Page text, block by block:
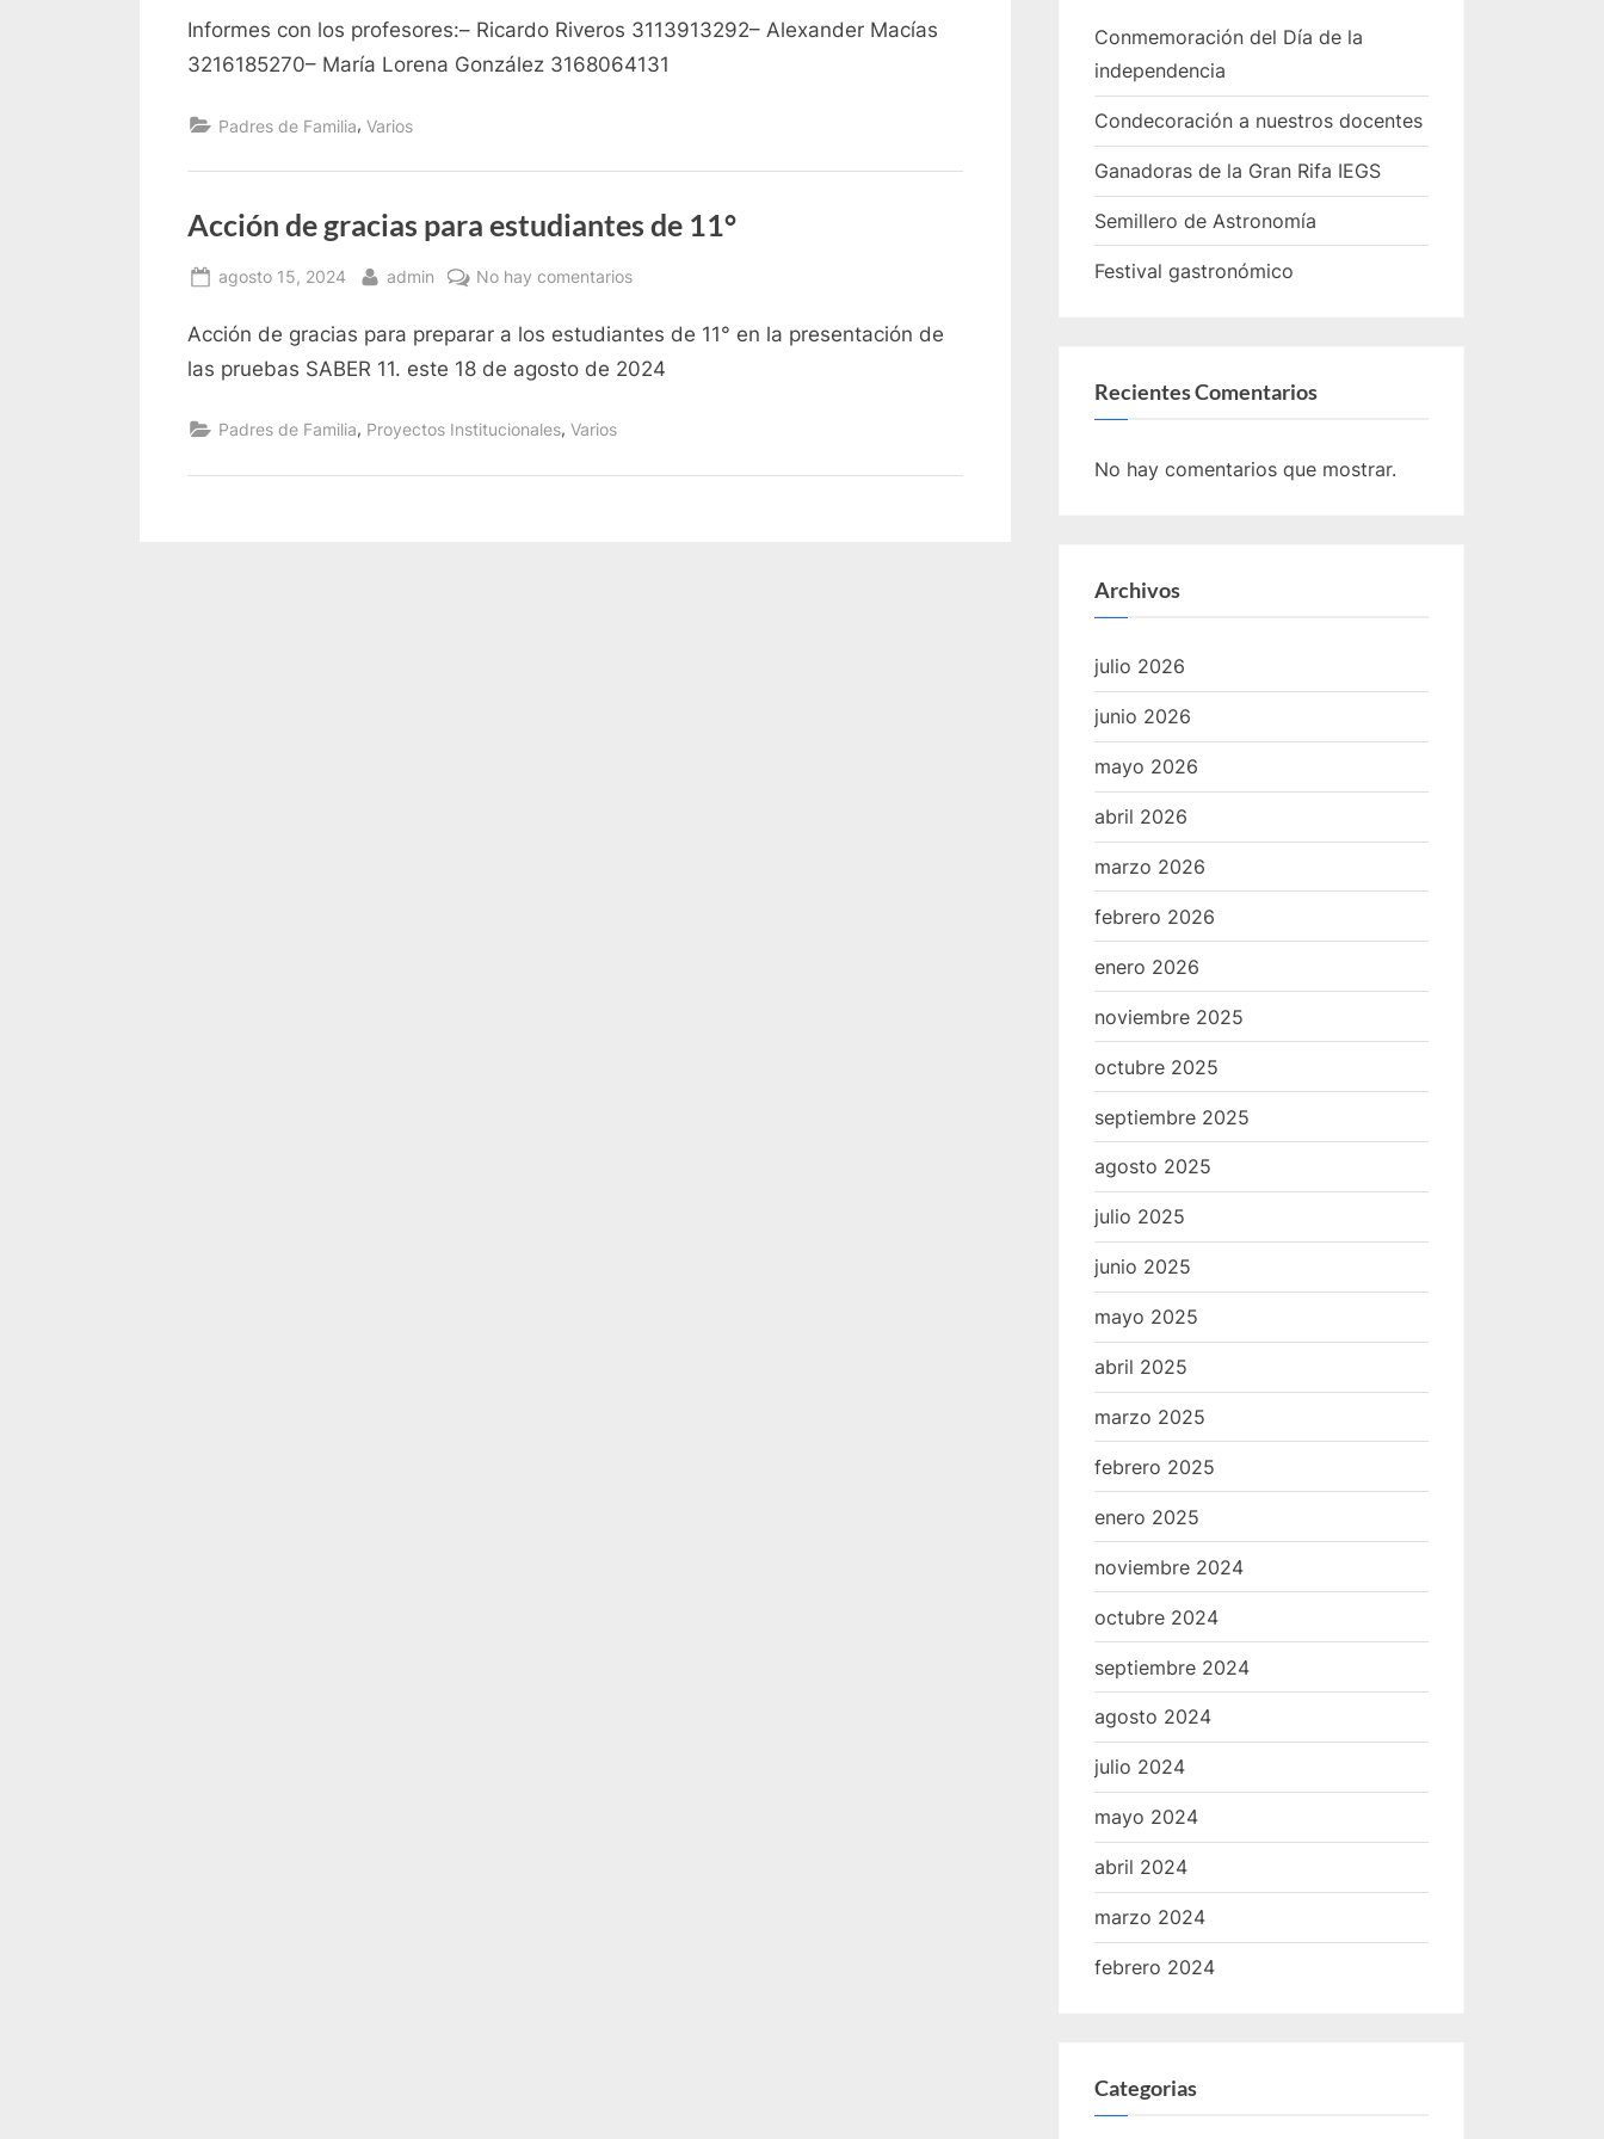
Fiesta
de
Santander
–
Informes con los profesores:– Ricardo Riveros 3113913292– Alexander Macías
3216185270– María Lorena González 3168064131
Padres de Familia, Varios
Acción de gracias para estudiantes de 11°
Posted
agosto 15, 2024 By
admin No hay comentariosen
de
gracias
Acción de gracias para preparar a los estudiantes de 11° en la presentación de
las pruebas SABER 11. este 18 de agosto de 2024
Padres de Familia, Proyectos Institucionales, Varios
Conmemoración del Día de la
independencia
Condecoración a nuestros docentes
Ganadoras de la Gran Rifa IEGS
Semillero de Astronomía
Festival gastronómico
Recientes Comentarios
No hay comentarios que mostrar.
Archivos
julio 2026
junio 2026
mayo 2026
abril 2026
marzo 2026
febrero 2026
enero 2026
noviembre 2025
octubre 2025
septiembre 2025
agosto 2025
julio 2025
junio 2025
mayo 2025
abril 2025
marzo 2025
febrero 2025
enero 2025
noviembre 2024
octubre 2024
septiembre 2024
agosto 2024
julio 2024
mayo 2024
abril 2024
marzo 2024
febrero 2024
Categorias